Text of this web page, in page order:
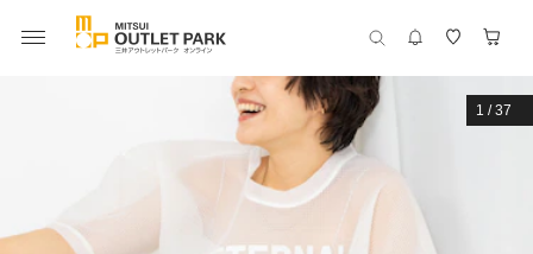
1 /37